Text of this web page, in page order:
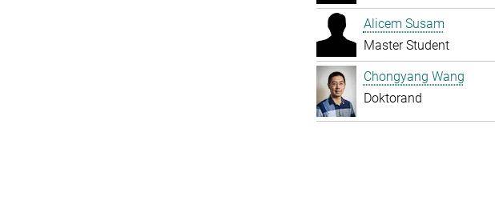
Alicem Susam
Master Student
Chongyang Wang
Doktorand